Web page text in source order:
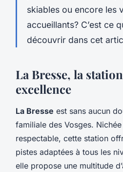
skiables ou encore les
accueillants? C’est ce
découvrir dans cet
La Bresse, la
excellence
La Bresse est sans aucun
familiale des Vosges.
respectable, cette station
pistes adaptées à tous les
elle propose une multitude